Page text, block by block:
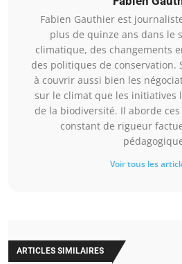
Fabien Gauthier est
plus de quinze ans dans le
climatique, des changements
des politiques de conservation.
à couvrir aussi bien les
sur le climat que les initiatives
de la biodiversité. Il aborde
constant de rigueur
Voir tous les
ARTICLES SIMILAIRES